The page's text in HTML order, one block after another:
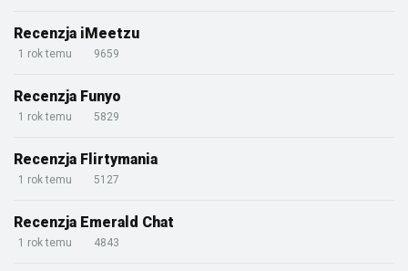
Recenzja iMeetzu
1 rok temu 9659
Recenzja Funyo
1 rok temu 5829
Recenzja Flirtymania
1 rok temu 5127
Recenzja Emerald Chat
1 rok temu 4843